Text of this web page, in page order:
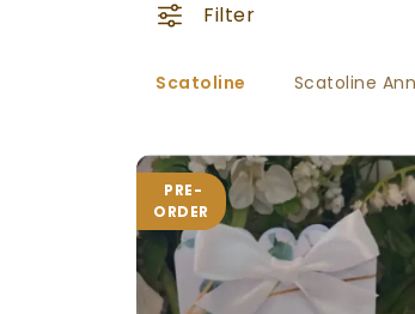
Filter
Scatoline Scatoline
PRE-
ORDER